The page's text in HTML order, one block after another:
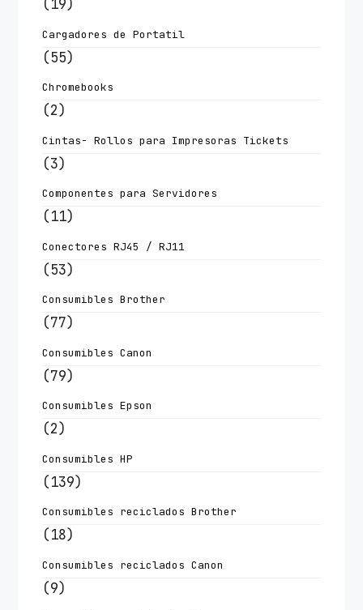
(19)
Cargadores de Portatil
(55)
Chromebooks
(2)
Cintas- Rollos para Impresoras Tickets
(3)
Componentes para Servidores
(11)
Conectores RJ45 / RJ11
(53)
Consumibles Brother
(77)
Consumibles Canon
(79)
Consumibles Epson
(2)
Consumibles HP
(139)
Consumibles reciclados Brother
(18)
Consumibles reciclados Canon
(9)